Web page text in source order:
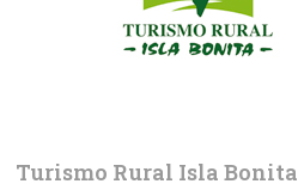
Turismo Rural Isla Bonita